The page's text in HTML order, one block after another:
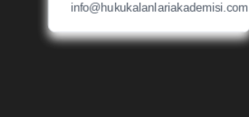
info@hukukalanlariakademisi.com